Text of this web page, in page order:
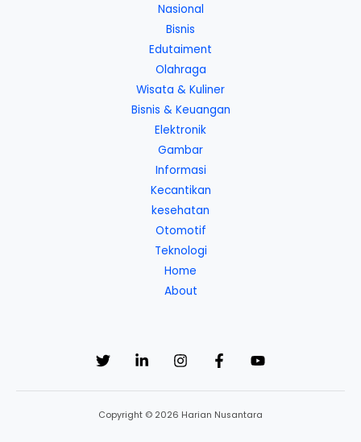
Nasional
Bisnis
Edutaiment
Olahraga
Wisata & Kuliner
Bisnis & Keuangan
Elektronik
Gambar
Informasi
Kecantikan
kesehatan
Otomotif
Teknologi
Home
About
Copyright © 2026 Harian Nusantara